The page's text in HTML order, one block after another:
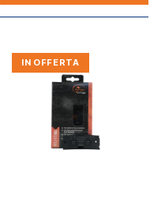
IN OFFERTA